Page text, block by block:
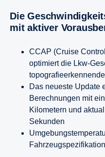
Die Geschwindigkeitsregelanlage (CCAP)
mit aktiver
CCAP (Cruise
optimiert die Lkw-
Das neueste Update
Berechnungen mit
Kilometern und
Sekunden